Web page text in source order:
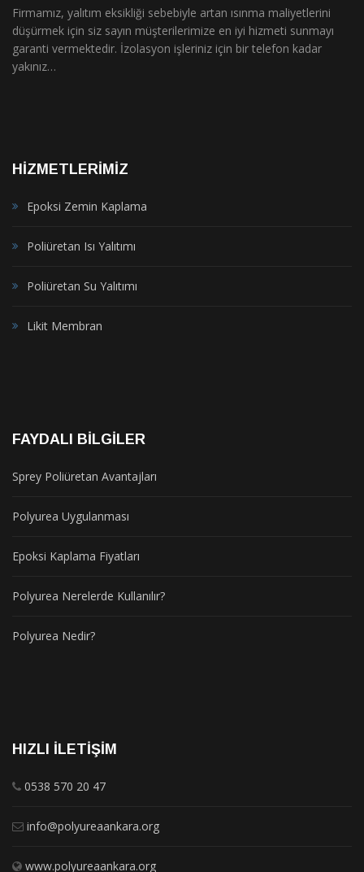
Firmamız, yalıtım eksikliği sebebiyle artan ısınma maliyetlerini
düşürmek için siz sayın müşterilerimize en iyi hizmeti sunmayı
garanti vermektedir. İzolasyon işleriniz için bir telefon kadar
yakınız…
HIZMETLERIMIZ
Epoksi Zemin Kaplama
Poliüretan Isı Yalıtımı
Poliüretan Su Yalıtımı
Likit Membran
FAYDALI BILGILER
Sprey Poliüretan Avantajları
Polyurea Uygulanması
Epoksi Kaplama Fiyatları
Polyurea Nerelerde Kullanılır?
Polyurea Nedir?
HIZLI İLETIŞIM
0538 570 20 47
info@polyureaankara.org
www.polyureaankara.org